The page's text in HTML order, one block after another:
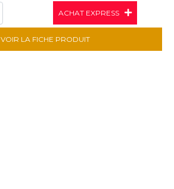
ACHAT EXPRESS
VOIR LA FICHE PRODUIT